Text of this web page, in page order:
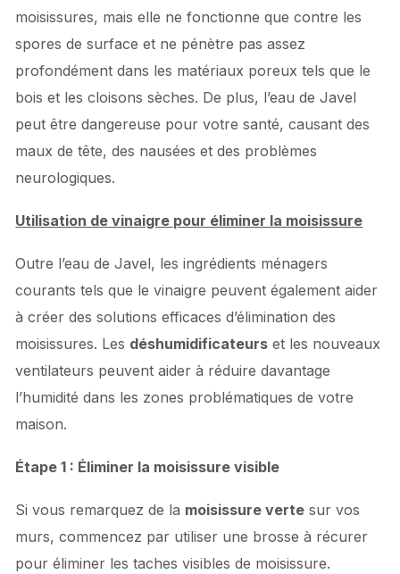
moisissures, mais elle ne fonctionne que contre les
spores de surface et ne pénètre pas assez
profondément dans les matériaux poreux tels que le
bois et les cloisons sèches. De plus, l’eau de Javel
peut être dangereuse pour votre santé, causant des
maux de tête, des nausées et des problèmes
neurologiques.
Utilisation de vinaigre pour éliminer la moisissure
Outre l’eau de Javel, les ingrédients ménagers
courants tels que le vinaigre peuvent également aider
à créer des solutions efficaces d’élimination des
moisissures. Les déshumidificateurs et les nouveaux
ventilateurs peuvent aider à réduire davantage
l’humidité dans les zones problématiques de votre
maison.
Étape 1 : Éliminer la moisissure visible
Si vous remarquez de la moisissure verte sur vos
murs, commencez par utiliser une brosse à récurer
pour éliminer les taches visibles de moisissure.